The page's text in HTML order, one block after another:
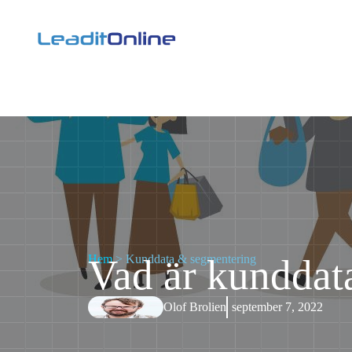
Hem> Kunddata & segmentering
Vad är
Olof Brolien september 7, 2022